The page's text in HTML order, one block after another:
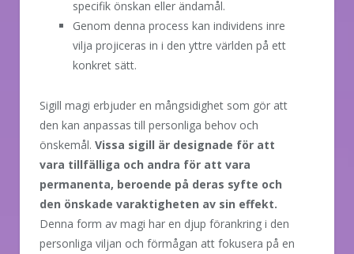
specifik önskan eller ändamål.
Genom denna process kan individens inre
vilja projiceras in i den yttre världen på ett
konkret sätt.
Sigill magi erbjuder en mångsidighet som gör att
den kan anpassas till personliga behov och
önskemål. Vissa sigill är designade för att
vara tillfälliga och andra för att vara
permanenta, beroende på deras syfte och
den önskade varaktigheten av sin effekt.
Denna form av magi har en djup förankring i den
personliga viljan och förmågan att fokusera på en